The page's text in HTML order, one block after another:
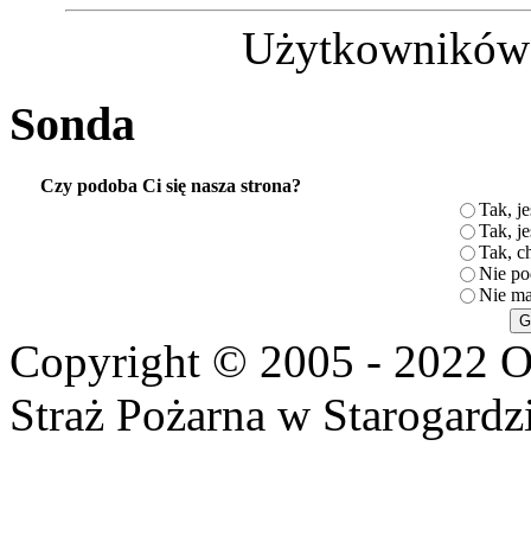
Sonda
Czy podoba Ci się nasza strona?
Tak,
Tak,
Tak,
Nie
Nie
Copyright © 2005 - 2022
Straż Pożarna w